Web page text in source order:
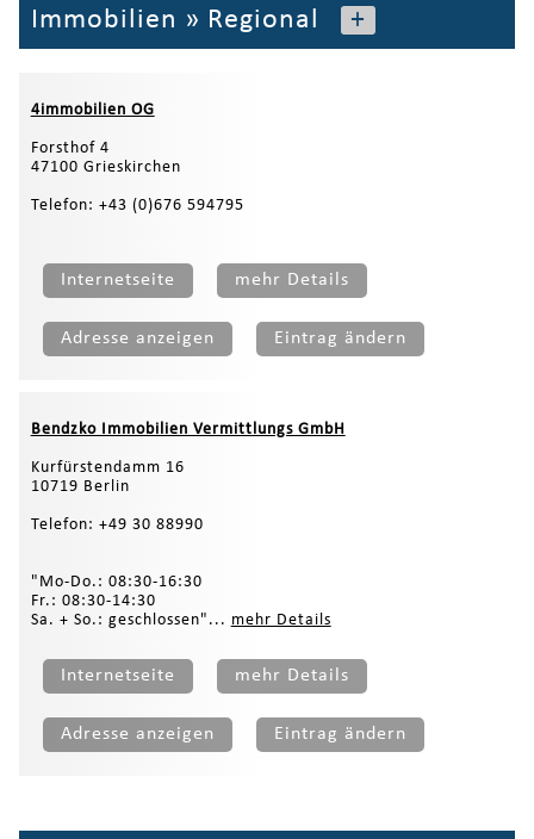
Immobilien » Regional +
4immobilien OG
Forsthof 4
47100 Grieskirchen
Telefon: +43 (0)676 594795
Internetseite mehr Details
Adresse anzeigen Eintrag ändern
Bendzko Immobilien Vermittlungs GmbH
Kurfürstendamm 16
10719 Berlin
Telefon: +49 30 88990
"Mo-Do.: 08:30-16:30
Fr.: 08:30-14:30
Sa. + So.: geschlossen"... mehr Details
Internetseite mehr Details
Adresse anzeigen Eintrag ändern